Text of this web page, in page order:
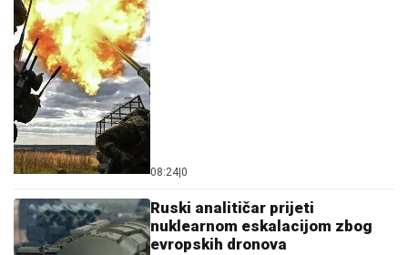
08:24 0
Ruski analitičar prijeti
nuklearnom eskalacijom zbog
evropskih dronova